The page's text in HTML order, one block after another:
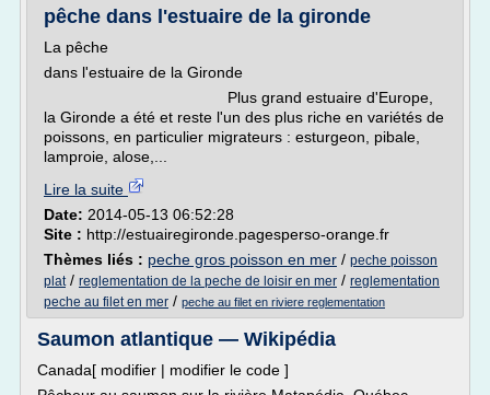
pêche dans l'estuaire de la gironde
La pêche
dans l'estuaire de la Gironde
Plus grand estuaire d'Europe,
la Gironde a été et reste l'un des plus riche en variétés de
poissons, en particulier migrateurs : esturgeon, pibale,
lamproie, alose,...
Lire la suite
Date: 2014-05-13 06:52:28
Site : http://estuairegironde.pagesperso-orange.fr
Thèmes liés : peche gros poisson en mer / peche poisson
plat/ reglementation de la peche de loisir en mer / reglementation
peche au filet en mer / peche au filet en riviere reglementation
Saumon atlantique — Wikipédia
Canada[ modifier | modifier le code ]